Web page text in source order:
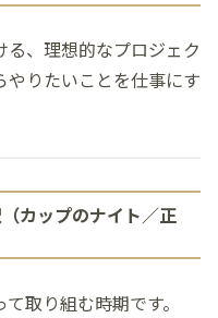
、理想的なプロジェク
やりたいことを仕事にす
カップのナイト／正
取り組む時期です。